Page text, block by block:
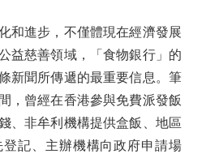
進步，不僅體現在經濟發展
益慈善領域，「食物銀行」的
新聞所傳遞的最重要信息。筆
，曾經在香港參與免費派發飯
、非牟利機構提供盒飯、地區
記、主辦機構向政府申請場